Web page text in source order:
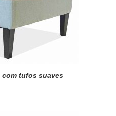
com tufos suaves